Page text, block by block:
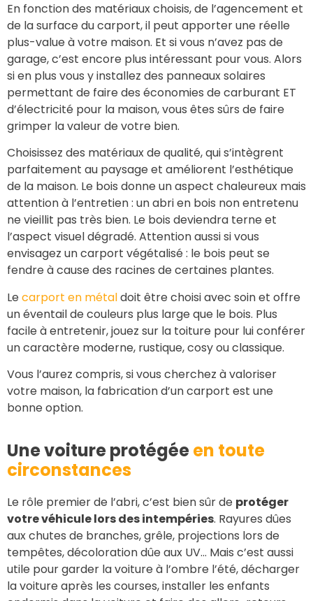
En fonction des matériaux choisis, de l’agencement et
de la surface du carport, il peut apporter une réelle
plus-value à votre maison. Et si vous n’avez pas de
garage, c’est encore plus intéressant pour vous. Alors
si en plus vous y installez des panneaux solaires
permettant de faire des économies de carburant ET
d’électricité pour la maison, vous êtes sûrs de faire
grimper la valeur de votre bien.
Choisissez des matériaux de qualité, qui s’intègrent
parfaitement au paysage et améliorent l’esthétique
de la maison. Le bois donne un aspect chaleureux mais
attention à l’entretien : un abri en bois non entretenu
ne vieillit pas très bien. Le bois deviendra terne et
l’aspect visuel dégradé. Attention aussi si vous
envisagez un carport végétalisé : le bois peut se
fendre à cause des racines de certaines plantes.
Lecarport en métaldoit être choisi avec soin et offre
un éventail de couleurs plus large que le bois. Plus
facile à entretenir, jouez sur la toiture pour lui conférer
un caractère moderne, rustique, cosy ou classique.
Vous l’aurez compris, si vous cherchez à valoriser
votre maison, la fabrication d’un carport est une
bonne option.
Une voiture protégéeen toute
circonstances
Le rôle premier de l’abri, c’est bien sûr de protéger
votre véhicule lors des intempéries. Rayures dûes
aux chutes de branches, grêle, projections lors de
tempêtes, décoloration dûe aux UV… Mais c’est aussi
utile pour garder la voiture à l’ombre l’été, décharger
la voiture après les courses, installer les enfants